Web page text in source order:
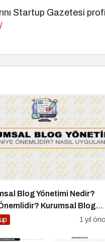
Startup Gazetesi
Blog Yönetimi Nedir?
Kurumsal Blog
Nasıl Yapılır?
1 yıl